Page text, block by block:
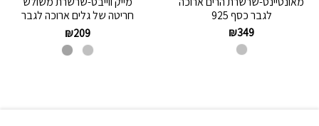
לגבר כסף 925
₪349
חריטה של גלים ארוכה לגבר
₪209